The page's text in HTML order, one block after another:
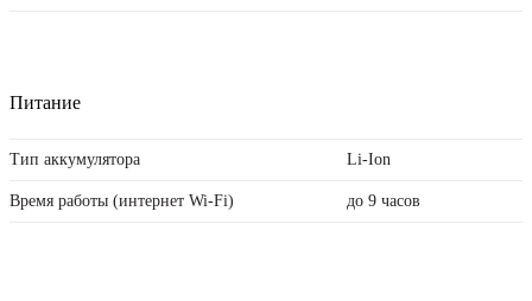
Питание
Тип аккумулятора Li-Ion
Время работы (интернет Wi-Fi) до 9 часов